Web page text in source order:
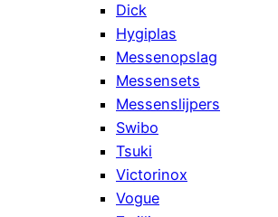
Dick
Hygiplas
Messenopslag
Messensets
Messenslijpers
Swibo
Tsuki
Victorinox
Vogue